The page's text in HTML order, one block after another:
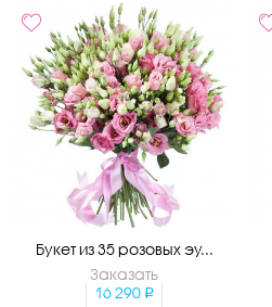
Букет из 35 розовых эу...
Заказать
16 290